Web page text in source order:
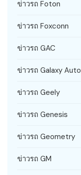
ข่าวรถ Foton
ข่าวรถ Foxconn
ข่าวรถ GAC
ข่าวรถ Galaxy Auto
ข่าวรถ Geely
ข่าวรถ Genesis
ข่าวรถ Geometry
ข่าวรถ GM